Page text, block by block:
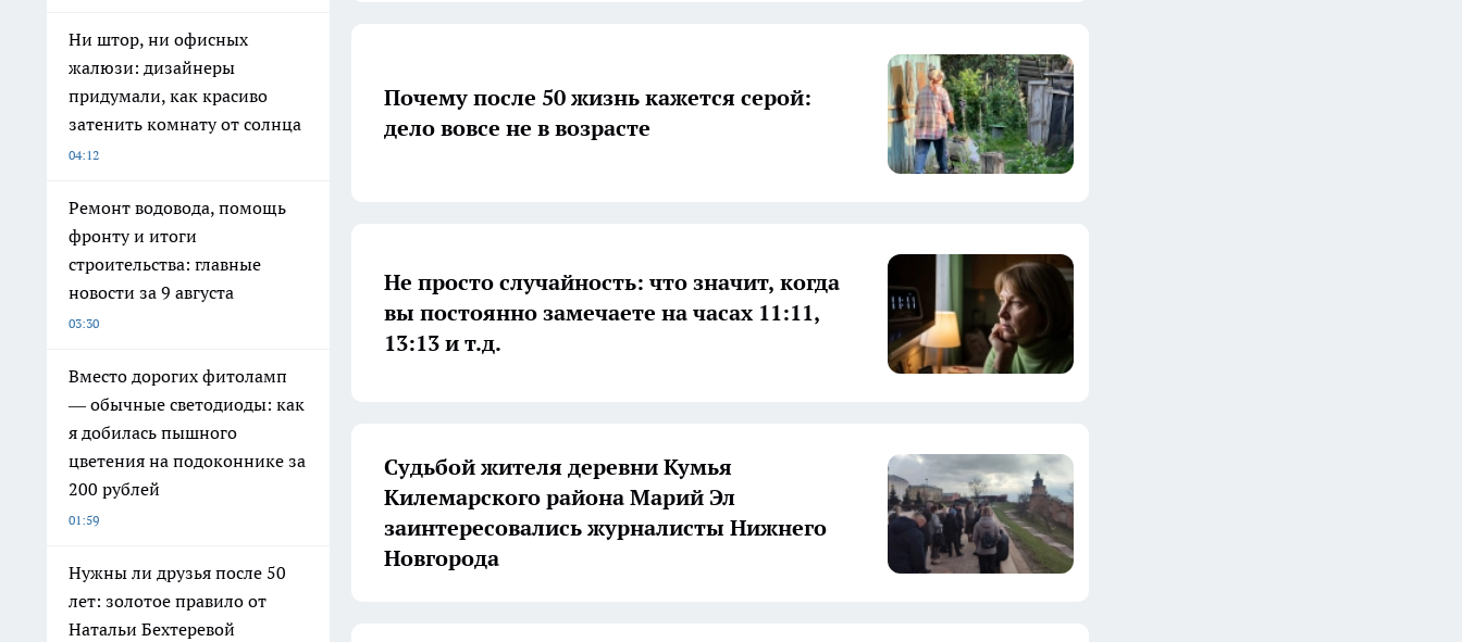
Ни штор, ни офисных
жалюзи: дизайнеры
придумали, как красиво
затенить комнату от солнца
04:12
Ремонт водовода, помощь
фронту и итоги
строительства: главные
новости за 9 августа
03:30
Вместо дорогих фитоламп
— обычные светодиоды: как
я добилась пышного
цветения на подоконнике за
200 рублей
01:59
Нужны ли друзья после 50
лет: золотое правило от
Натальи Бехтеревой
Почему после 50 жизнь кажется серой:
дело вовсе не в возрасте
Не просто случайность: что значит, когда
вы постоянно замечаете на часах 11:11,
13:13 и т.д.
Судьбой жителя деревни Кумья
Килемарского района Марий Эл
заинтересовались журналисты Нижнего
Новгорода